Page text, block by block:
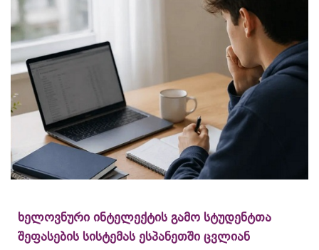
ხელოვნური ინტელექტის გამო სტუდენტთა
შეფასების სისტემას ესპანეთში ცვლიან